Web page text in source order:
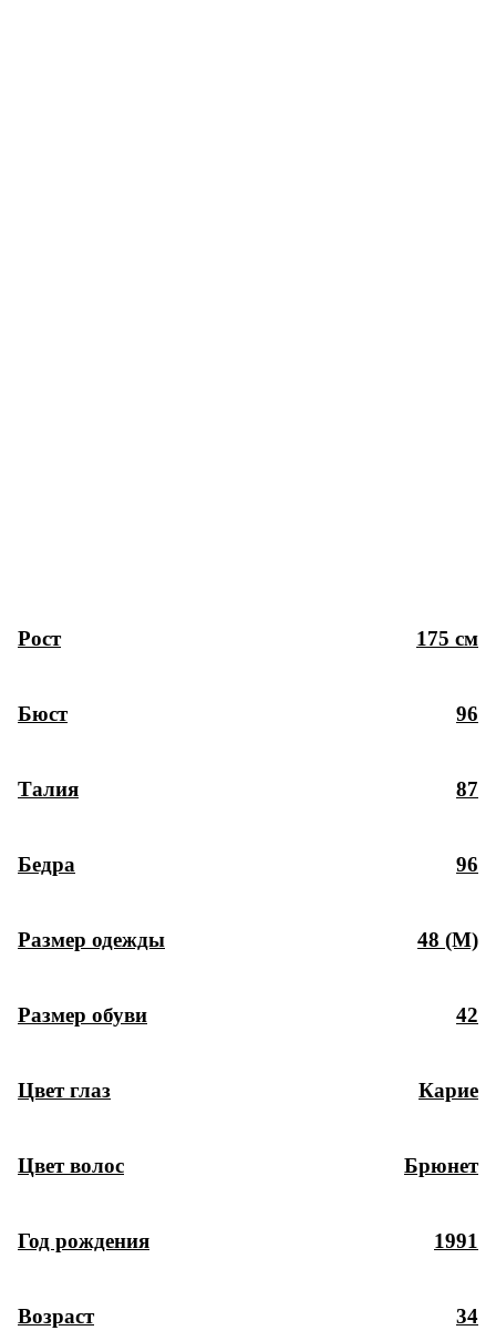
Рост 175 см
Бюст 96
Талия 87
Бедра 96
Размер одежды 48 (M)
Размер обуви 42
Цвет глаз Карие
Цвет волос Брюнет
Год рождения 1991
Возраст 34